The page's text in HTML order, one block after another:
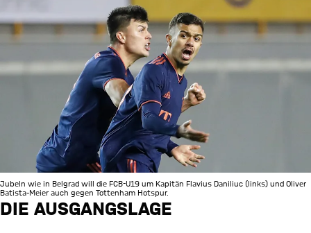
Jubeln wie in Belgrad will die FCB-U19 um Kapitän Flavius Daniliuc (links) und Oliver
Batista-Meier auch gegen Tottenham Hotspur.
DIE AUSGANGSLAGE